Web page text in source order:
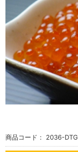
商品コード： 2036-DTG